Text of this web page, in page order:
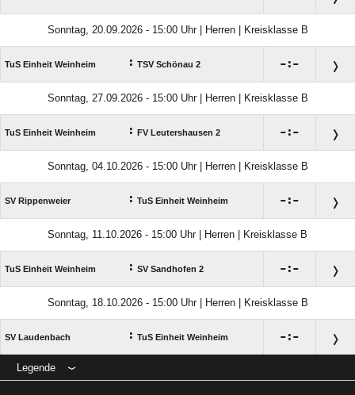
Sonntag, 20.09.2026 - 15:00 Uhr | Herren | Kreisklasse B
TuS Einheit Weinheim : TSV Schönau 2 :
Sonntag, 27.09.2026 - 15:00 Uhr | Herren | Kreisklasse B
TuS Einheit Weinheim : FV Leutershausen 2 :
Sonntag, 04.10.2026 - 15:00 Uhr | Herren | Kreisklasse B
SV Rippenweier : TuS Einheit Weinheim :
Sonntag, 11.10.2026 - 15:00 Uhr | Herren | Kreisklasse B
TuS Einheit Weinheim : SV Sandhofen 2 :
Sonntag, 18.10.2026 - 15:00 Uhr | Herren | Kreisklasse B
SV Laudenbach : TuS Einheit Weinheim :
Legende